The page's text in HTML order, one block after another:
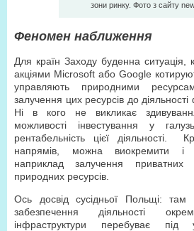
зони ринку. Фото з сайту
Феномен наближення
Для країн Заходу буденна ситуація,
акціями Microsoft або Google
управляють природними
залучення цих ресурсів до діяльності
Ні в кого не викликає
можливості інвестування у
рентабельність цієї діяльності.
напрямів, можна виокремити і
наприклад залучення приватних
природних ресурсів.
Ось досвід сусідньої Польщі: там
забезпечення діяльності
інфраструктури перебуває під